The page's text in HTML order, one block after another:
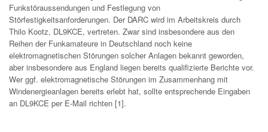
Funkstöraussendungen und Festlegung von
Störfestigkeitsanforderungen. Der DARC wird im Arbeitskreis durch
Thilo Kootz, DL9KCE, vertreten. Zwar sind insbesondere aus den
Reihen der Funkamateure in Deutschland noch keine
elektromagnetischen Störungen solcher Anlagen bekannt geworden,
aber insbesondere aus England liegen bereits qualifizierte Berichte vor.
Wer ggf. elektromagnetische Störungen im Zusammenhang mit
Windenergieanlagen bereits erlebt hat, sollte entsprechende Eingaben
an DL9KCE per E-Mail richten [1].